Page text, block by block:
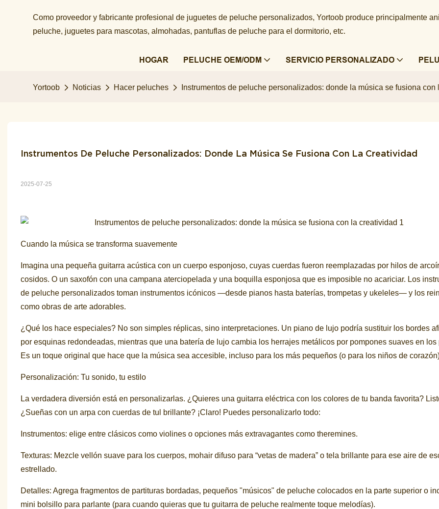
Como proveedor y fabricante profesional de juguetes de peluche personalizados, Yortoob produce principalmente
peluche, juguetes para mascotas, almohadas, pantuflas de peluche para el dormitorio, etc.
HOGAR PELUCHE OEM/ODM SERVICIO PERSONALIZADO
Yortoob Noticias Hacer peluches Instrumentos de peluche personalizados: donde la música se fusiona con
Instrumentos De Peluche Personalizados: Donde La Música Se Fusiona Con La Creatividad
2025-07-25
Cuando la música se transforma suavemente
Imagina una pequeña guitarra acústica con un cuerpo esponjoso, cuyas cuerdas fueron reemplazadas por hilos de
cosidos. O un saxofón con una campana aterciopelada y una boquilla esponjosa que es imposible no acariciar. Los
de peluche personalizados toman instrumentos icónicos —desde pianos hasta baterías, trompetas y ukeleles— y los
como obras de arte adorables.
¿Qué los hace especiales? No son simples réplicas, sino interpretaciones. Un piano de lujo podría sustituir los bordes
por esquinas redondeadas, mientras que una batería de lujo cambia los herrajes metálicos por pompones suaves en los
Es un toque original que hace que la música sea accesible, incluso para los más pequeños (o para los niños de
Personalización: Tu sonido, tu estilo
La verdadera diversión está en personalizarlas. ¿Quieres una guitarra eléctrica con los colores de tu banda favorita?
¿Sueñas con un arpa con cuerdas de tul brillante? ¡Claro! Puedes personalizarlo todo:
Instrumentos: elige entre clásicos como violines o opciones más extravagantes como theremines.
Texturas: Mezcle vellón suave para los cuerpos, mohair difuso para “vetas de madera” o tela brillante para ese aire de
estrellado.
Detalles: Agrega fragmentos de partituras bordadas, pequeños "músicos" de peluche colocados en la parte superior o
mini bolsillo para parlante (para cuando quieras que tu guitarra de peluche realmente toque melodías).